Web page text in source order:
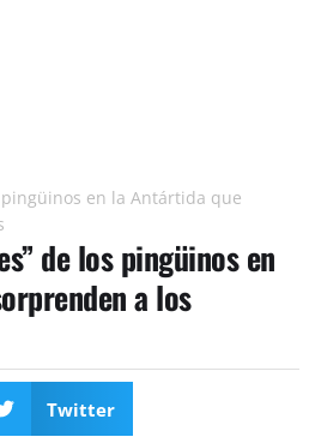
pingüinos en la Antártida que
de los pingüinos en
a los
Twitter